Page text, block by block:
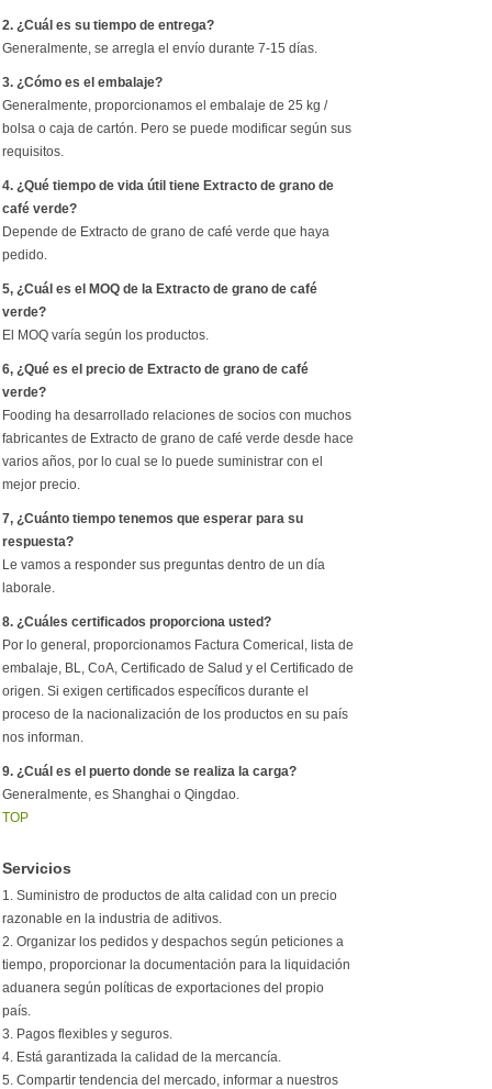
2. ¿Cuál es su tiempo de entrega?
Generalmente, se arregla el envío durante 7-15 días.
3. ¿Cómo es el embalaje?
Generalmente, proporcionamos el embalaje de 25 kg /
bolsa o caja de cartón. Pero se puede modificar según sus
requisitos.
4. ¿Qué tiempo de vida útil tiene Extracto de grano de
café verde?
Depende de Extracto de grano de café verde que haya
pedido.
5, ¿Cuál es el MOQ de la Extracto de grano de café
verde?
El MOQ varía según los productos.
6, ¿Qué es el precio de Extracto de grano de café
verde?
Fooding ha desarrollado relaciones de socios con muchos
fabricantes de Extracto de grano de café verde desde hace
varios años, por lo cual se lo puede suministrar con el
mejor precio.
7, ¿Cuánto tiempo tenemos que esperar para su
respuesta?
Le vamos a responder sus preguntas dentro de un día
laborale.
8. ¿Cuáles certificados proporciona usted?
Por lo general, proporcionamos Factura Comerical, lista de
embalaje, BL, CoA, Certificado de Salud y el Certificado de
origen. Si exigen certificados específicos durante el
proceso de la nacionalización de los productos en su país
nos informan.
9. ¿Cuál es el puerto donde se realiza la carga?
Generalmente, es Shanghai o Qingdao.
TOP
Servicios
1. Suministro de productos de alta calidad con un precio
razonable en la industria de aditivos.
2. Organizar los pedidos y despachos según peticiones a
tiempo, proporcionar la documentación para la liquidación
aduanera según políticas de exportaciones del propio
país.
3. Pagos flexibles y seguros.
4. Está garantizada la calidad de la mercancía.
5. Compartir tendencia del mercado, informar a nuestros